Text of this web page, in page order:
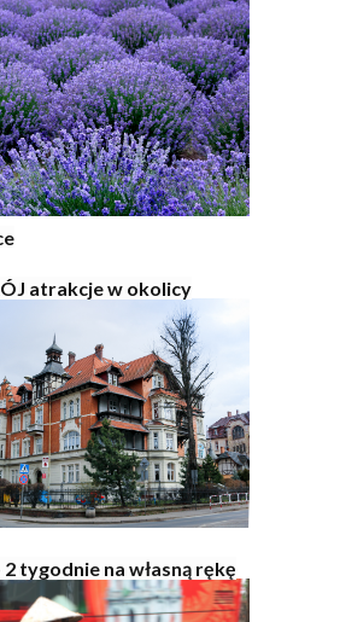
atrakcje w okolicy
tygodnie na własną rękę